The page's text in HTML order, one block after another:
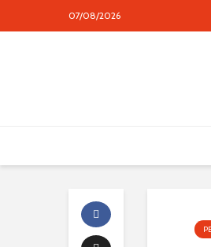
07/08/2026